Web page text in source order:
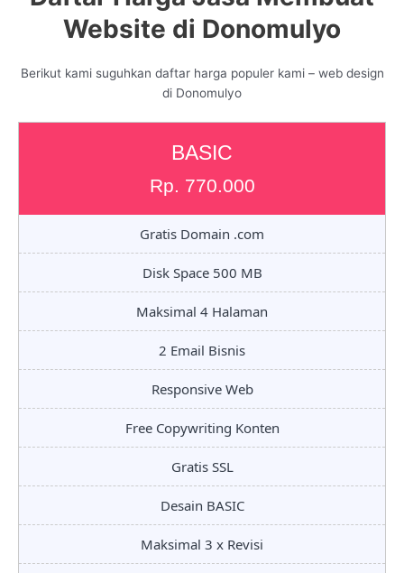
Website di Donomulyo
Berikut kami suguhkan daftar harga populer kami – web design
di Donomulyo
BASIC
Rp. 770.000
Gratis Domain .com
Disk Space 500 MB
Maksimal 4 Halaman
2 Email Bisnis
Responsive Web
Free Copywriting Konten
Gratis SSL
Desain BASIC
Maksimal 3 x Revisi